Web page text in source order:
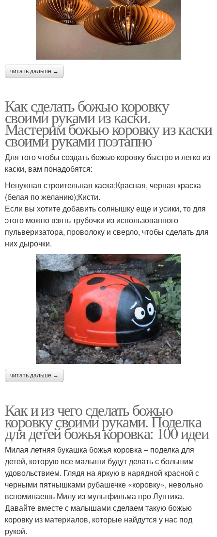
читать дальше →
Как сделать божью коровку
своими руками из каски.
Мастерим божью коровку из каски
своими руками поэтапно
Для того чтобы создать божью коровку быстро и легко из
каски, вам понадобятся:
Ненужная строительная каска;Красная, черная краска
(белая по желанию);Кисти.
Если вы хотите добавить солнышку еще и усики, то для
этого можно взять трубочки из использованного
пульверизатора, проволоку и сверло, чтобы сделать для
них дырочки.
читать дальше →
Как и из чего сделать божью
коровку своими руками. Поделка
для детей божья коровка: 100 идеи
Милая летняя букашка божья коровка – поделка для
детей, которую все малыши будут делать с большим
удовольствием. Глядя на яркую в нарядной красной с
черными пятнышками рубашечке «коровку», невольно
вспоминаешь Милу из мультфильма про Лунтика.
Давайте вместе с малышами сделаем такую божью
коровку из материалов, которые найдутся у нас под
рукой.